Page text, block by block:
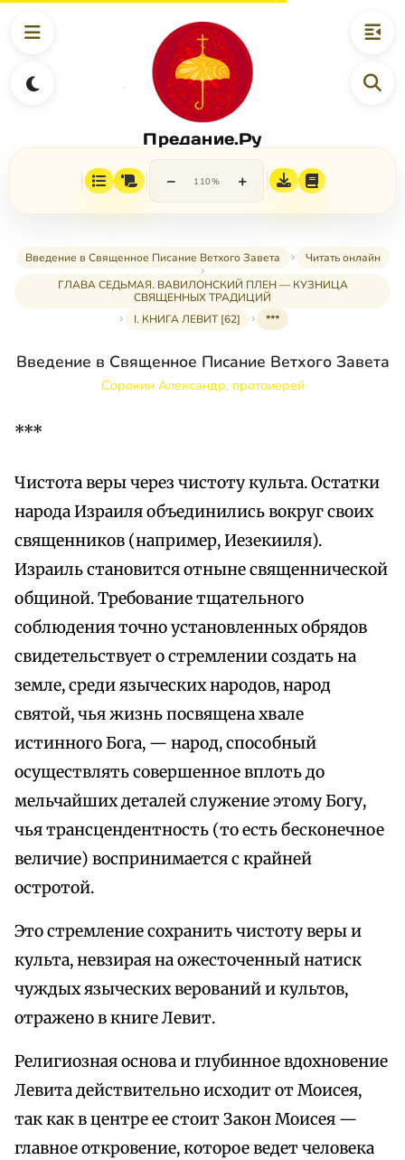
Предание.Ру
− 110% +
Введение в Священное Писание Ветхого Завета
Читать онлайн
ГЛАВА СЕДЬМАЯ. ВАВИЛОНСКИЙ ПЛЕН — КУЗНИЦА
СВЯЩЕННЫХ ТРАДИЦИЙ
I. КНИГА ЛЕВИТ [62]
***
Введение в Священное Писание Ветхого Завета
Сорокин Александр, протоиерей
***
Чистота веры через чистоту культа. Остатки
народа Израиля объединились вокруг своих
священников (например, Иезекииля).
Израиль становится отныне священнической
общиной. Требование тщательного
соблюдения точно установленных обрядов
свидетельствует о стремлении создать на
земле, среди языческих народов, народ
святой, чья жизнь посвящена хвале
истинного Бога, — народ, способный
осуществлять совершенное вплоть до
мельчайших деталей служение этому Богу,
чья трансцендентность (то есть бесконечное
величие) воспринимается с крайней
остротой.
Это стремление сохранить чистоту веры и
культа, невзирая на ожесточенный натиск
чуждых языческих верований и культов,
отражено в книге Левит.
Религиозная основа и глубинное вдохновение
Левита действительно исходит от Моисея,
так как в центре ее стоит Закон Моисея —
главное откровение, которое ведет человека